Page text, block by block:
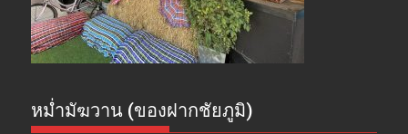
หม่ำมัฆวาน (ของฝากชัยภูมิ)